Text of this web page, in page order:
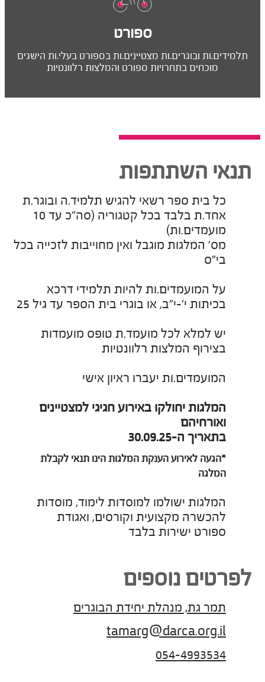
ספורט
תלמידים.ות ובוגרים.ות מצטיינים.ות בספורט בעלי.ות הישגים
מוכחים בתחרויות ספורט והמלצות רלוונטיות
תנאי השתתפות
כל בית ספר רשאי להגיש תלמיד.ה ובוגר.ת
אחד.ת בלבד בכל קטגוריה (סה"כ עד 10
מועמדים.ות)
מס' המלגות מוגבל ואין מחוייבות לזכייה בכל
בי"ס
על המועמדים.ות להיות תלמידי דרכא
בכיתות י'-י"ב, או בוגרי בית הספר עד גיל 25
יש למלא לכל מועמד.ת טופס מועמדות
בצירוף המלצות רלוונטיות
המועמדים.ות יעברו ראיון אישי
המלגות יחולקו באירוע חגיגי למצטיינים
ואורחיהם
בתאריך ה-30.09.25
*הגעה לאירוע הענקת המלגות הינו תנאי לקבלת
המלגה
המלגות ישולמו למוסדות לימוד, מוסדות
להכשרה מקצועית וקורסים, ואגודת
ספורט ישירות בלבד
לפרטים נוספים
תמר גת, מנהלת יחידת הבוגרים
tamarg@darca.org.il
054-4993534